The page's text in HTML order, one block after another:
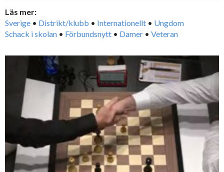
Läs mer:
Sverige • Distrikt/klubb • Internationellt • Ungdom
Schack i skolan • Förbundsnytt • Damer • Veteran